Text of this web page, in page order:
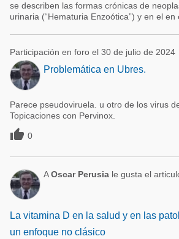
se describen las formas crónicas de
urinaria (“Hematuria Enzoótica”) y en el en
Participación en foro el 30 de julio de 2024
Problemática en Ubres.
Parece pseudoviruela. u otro de los virus
Topicaciones con Pervinox.
 0
AOscar Perusia le gusta el
La vitamina D en la salud y en las
un enfoque no clásico